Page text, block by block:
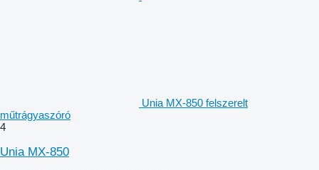
Unia MX-850 felszerelt
műtrágyaszóró
4
Unia MX-850